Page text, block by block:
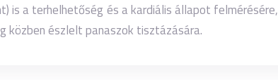
is a terhelhetőség és a kardiális állapot felmérésére,
közben észlelt panaszok tisztázására.